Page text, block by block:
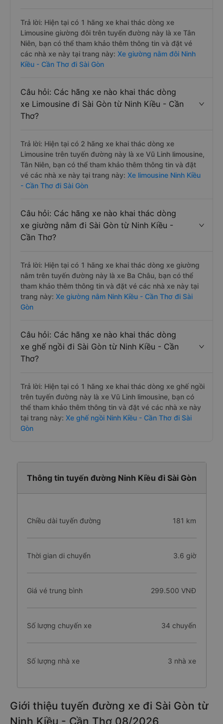
Trả lời: Hiện tại có 1 hãng xe khai thác dòng xe
Limousine giường đôi trên tuyến đường này là xe Tân
Niên, bạn có thể tham khảo thêm thông tin và đặt vé
các nhà xe này tại trang này: Xe giường nằm đôi Ninh
Kiều - Cần Thơ đi Sài Gòn
Câu hỏi: Các hãng xe nào khai thác dòng
xe Limousine đi Sài Gòn từ Ninh Kiều - Cần
Thơ?
Trả lời: Hiện tại có 2 hãng xe khai thác dòng xe
Limousine trên tuyến đường này là xe Vũ Linh limousine,
Tân Niên, bạn có thể tham khảo thêm thông tin và đặt
vé các nhà xe này tại trang này: Xe limousine Ninh Kiều
- Cần Thơ đi Sài Gòn
Câu hỏi: Các hãng xe nào khai thác dòng
xe giường nằm đi Sài Gòn từ Ninh Kiều -
Cần Thơ?
Trả lời: Hiện tại có 1 hãng xe khai thác dòng xe giường
nằm trên tuyến đường này là xe Ba Châu, bạn có thể
tham khảo thêm thông tin và đặt vé các nhà xe này tại
trang này: Xe giường nằm Ninh Kiều - Cần Thơ đi Sài
Gòn
Câu hỏi: Các hãng xe nào khai thác dòng
xe ghế ngồi đi Sài Gòn từ Ninh Kiều - Cần
Thơ?
Trả lời: Hiện tại có 1 hãng xe khai thác dòng xe ghế ngồi
trên tuyến đường này là xe Vũ Linh limousine, bạn có
thể tham khảo thêm thông tin và đặt vé các nhà xe này
tại trang này: Xe ghế ngồi Ninh Kiều - Cần Thơ đi Sài
Gòn
Thông tin tuyến đường Ninh Kiều đi Sài Gòn
Chiều dài tuyến đường 181 km
Thời gian di chuyển 3.6 giờ
Giá vé trung bình 299.500 VNĐ
Số lượng chuyến xe 34 chuyến
Số lượng nhà xe 3 nhà xe
Giới thiệu tuyến đường xe đi Sài Gòn từ
Ninh Kiều - Cần Thơ 08/2026